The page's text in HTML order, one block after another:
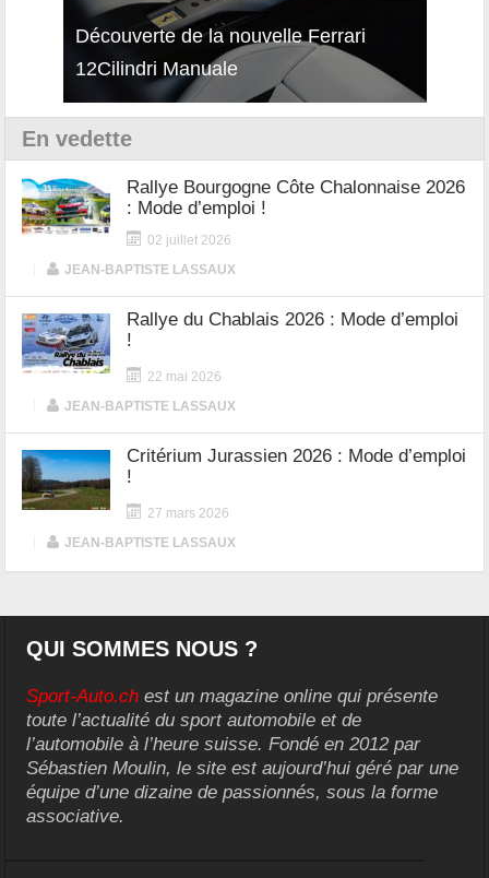
Essai – Porsche Taycan MY27 avec e-
Shift
En vedette
Rallye Bourgogne Côte Chalonnaise 2026
: Mode d’emploi !
02 juillet 2026
JEAN-BAPTISTE LASSAUX
Rallye du Chablais 2026 : Mode d’emploi
!
22 mai 2026
JEAN-BAPTISTE LASSAUX
Critérium Jurassien 2026 : Mode d’emploi
!
27 mars 2026
JEAN-BAPTISTE LASSAUX
QUI SOMMES NOUS ?
Sport-Auto.ch est un magazine online qui présente
toute l’actualité du sport automobile et de
l’automobile à l’heure suisse. Fondé en 2012 par
Sébastien Moulin, le site est aujourd’hui géré par une
équipe d’une dizaine de passionnés, sous la forme
associative.